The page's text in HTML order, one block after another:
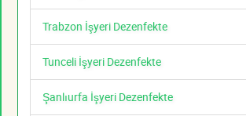
Trabzon İşyeri Dezenfekte
Tunceli İşyeri Dezenfekte
Şanlıurfa İşyeri Dezenfekte